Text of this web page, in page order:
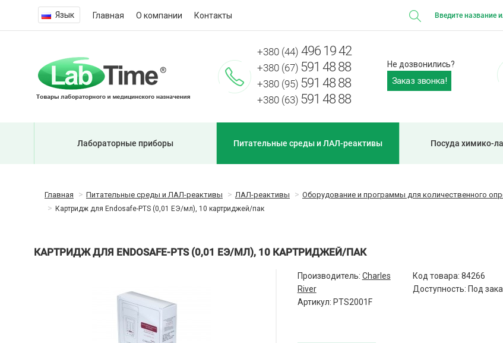
Язык Главная О компании Контакты
+380 (44) 496 19 42
+380 (67) 591 48 88
+380 (95) 591 48 88
+380 (63) 591 48 88
Не дозвонились?
Заказ звонка!
Лабораторные приборы Питательные среды и ЛАЛ-реактивы Посуда химико-
Главная Питательные среды и ЛАЛ-реактивы ЛАЛ-реактивы Оборудование и программы для количественного
Картридж для Endosafe-PTS (0,01 ЕЭ/мл), 10 картриджей/пак
КАРТРИДЖ ДЛЯ ENDOSAFE-PTS (0,01 ЕЭ/МЛ), 10 КАРТРИДЖЕЙ/ПАК
Производитель: Charles
River
Код товара:84266
Доступность: Под
Артикул: PTS2001F